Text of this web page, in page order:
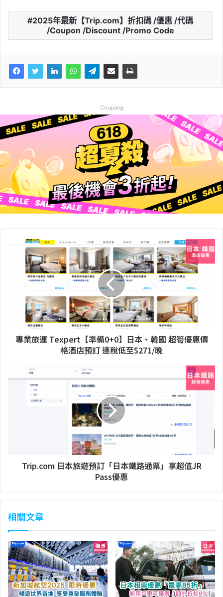
2025年最新【Trip.com】折扣碼 /優惠 /代碼
/Coupon /Discount /Promo Code
Coupang
專業旅運 Texpert【準備0+0】日本、韓國 超筍優惠價
格酒店預訂 連稅低至$271/晚
Trip.com 日本旅遊預訂「日本鐵路通票」享超值JR
Pass優惠
相關文章